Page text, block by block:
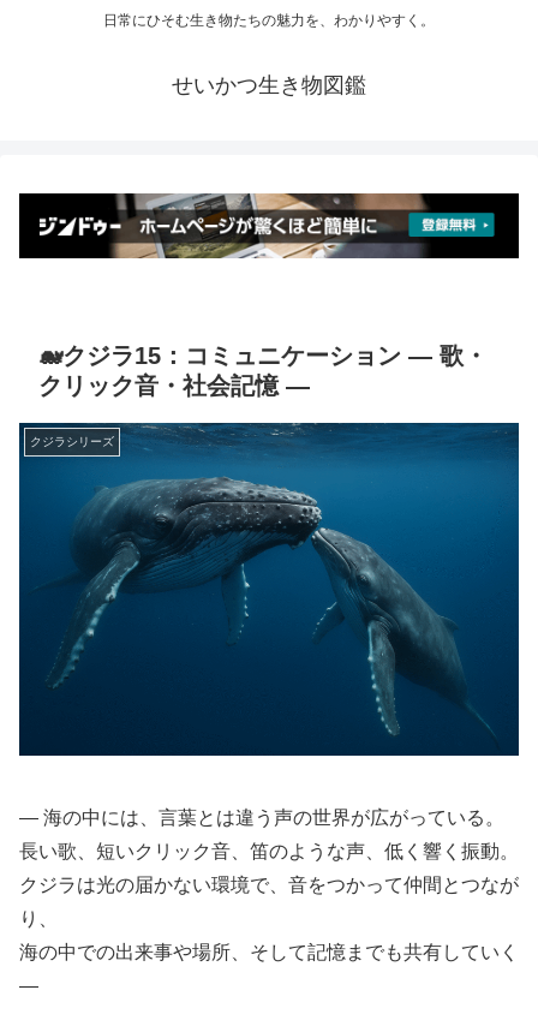
日常にひそむ生き物たちの魅力を、わかりやすく。
せいかつ生き物図鑑
🐋クジラ15：コミュニケーション ― 歌・
クリック音・社会記憶 ―
クジラシリーズ
― 海の中には、言葉とは違う声の世界が広がっている。
長い歌、短いクリック音、笛のような声、低く響く振動。
クジラは光の届かない環境で、音をつかって仲間とつなが
り、
海の中での出来事や場所、そして記憶までも共有していく
―